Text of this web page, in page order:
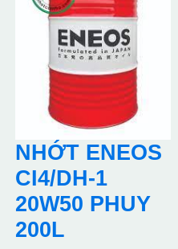
NHỚT ENEOS
CI4/DH-1
20W50 PHUY
200L